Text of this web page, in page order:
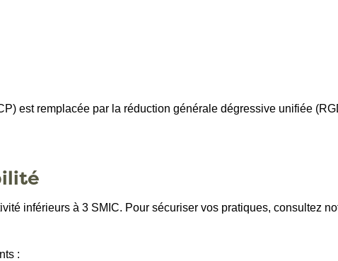
est remplacée par la réduction générale dégressive unifiée
inférieurs à 3 SMIC. Pour sécuriser vos pratiques, consultez
: